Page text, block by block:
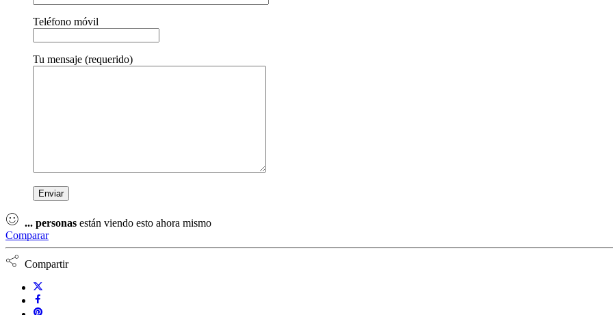
Teléfono móvil
Tu mensaje (requerido)
... personas están viendo esto ahora mismo
Comparar
Compartir